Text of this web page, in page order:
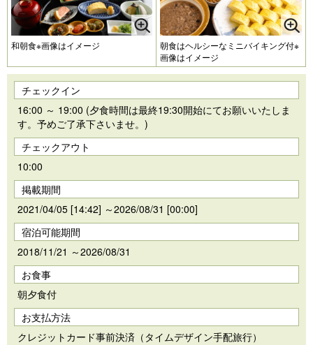
和朝食※画像はイメージ
朝食はヘルシーなミニバイキング付※
画像はイメージ
チェックイン
16:00 ～ 19:00 (夕食時間は最終19:30開始にてお願いいたしま
す。予めご了承下さいませ。)
チェックアウト
10:00
掲載期間
2021/04/05 [14:42] ～2026/08/31 [00:00]
宿泊可能期間
2018/11/21 ～2026/08/31
お食事
朝夕食付
お支払方法
クレジットカード事前決済（タイムデザイン手配旅行）